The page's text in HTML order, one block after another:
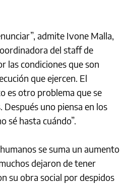
admite Ivone Malla,
del staff de
las condiciones que son
que ejercen. El
es otro problema que se
Después uno piensa en los
sé hasta cuándo”.
se suma un aumento
dejaron de tener
su obra social por despidos